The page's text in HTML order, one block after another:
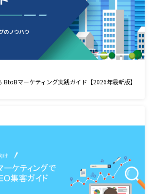
BtoBマーケティング実践ガイド【2026年最新版】